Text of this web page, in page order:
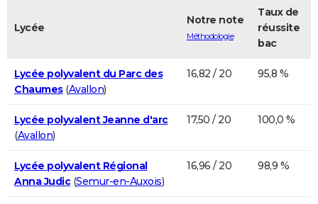
Lycée
Notre note
Méthodologie
Taux de
réussite
bac
Lycée polyvalent du Parc des
Chaumes(Avallon)
16,82 / 20 95,8 %
Lycée polyvalent Jeanne d'arc
(Avallon)
17,50 / 20 100,0 %
Lycée polyvalent Régional
Anna Judic(Semur-en-Auxois)
16,96 / 20 98,9 %